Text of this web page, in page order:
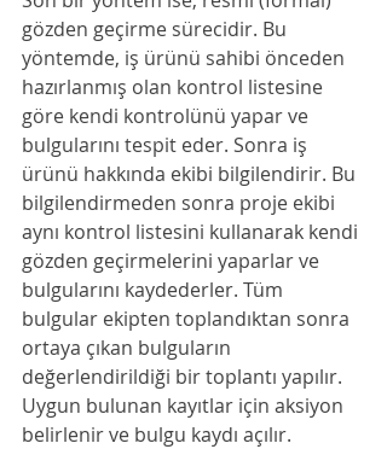
gözden geçirme sürecidir. Bu
yöntemde, iş ürünü sahibi önceden
hazırlanmış olan kontrol listesine
göre kendi kontrolünü yapar ve
bulgularını tespit eder. Sonra iş
ürünü hakkında ekibi bilgilendirir. Bu
bilgilendirmeden sonra proje ekibi
aynı kontrol listesini kullanarak kendi
gözden geçirmelerini yaparlar ve
bulgularını kaydederler. Tüm
bulgular ekipten toplandıktan sonra
ortaya çıkan bulguların
değerlendirildiği bir toplantı yapılır.
Uygun bulunan kayıtlar için aksiyon
belirlenir ve bulgu kaydı açılır.